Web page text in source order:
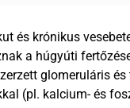
és krónikus
a húgyúti
glomeruláris
(pl. kalcium- és